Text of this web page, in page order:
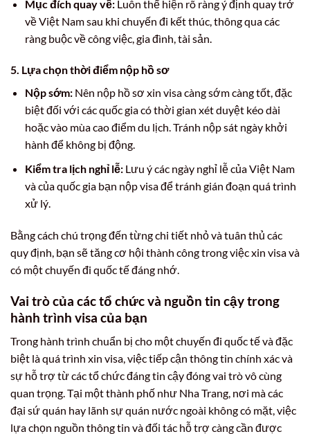
Mục đích quay về:Luôn thể hiện rõ ràng ý định quay trở
về Việt Nam sau khi chuyến đi kết thúc, thông qua các
ràng buộc về công việc, gia đình, tài sản.
5. Lựa chọn thời điểm nộp hồ sơ
Nộp sớm:Nên nộp hồ sơ xin visa càng sớm càng tốt, đặc
biệt đối với các quốc gia có thời gian xét duyệt kéo dài
hoặc vào mùa cao điểm du lịch. Tránh nộp sát ngày khởi
hành để không bị động.
Kiểm tra lịch nghỉ lễ:Lưu ý các ngày nghỉ lễ của Việt Nam
và của quốc gia bạn nộp visa để tránh gián đoạn quá trình
xử lý.
Bằng cách chú trọng đến từng chi tiết nhỏ và tuân thủ các
quy định, bạn sẽ tăng cơ hội thành công trong việc xin visa và
có một chuyến đi quốc tế đáng nhớ.
Vai trò của các tổ chức và nguồn tin cậy trong
hành trình visa của bạn
Trong hành trình chuẩn bị cho một chuyến đi quốc tế và đặc
biệt là quá trình xin visa, việc tiếp cận thông tin chính xác và
sự hỗ trợ từ các tổ chức đáng tin cậy đóng vai trò vô cùng
quan trọng. Tại một thành phố như Nha Trang, nơi mà các
đại sứ quán hay lãnh sự quán nước ngoài không có mặt, việc
lựa chọn nguồn thông tin và đối tác hỗ trợ càng cần được